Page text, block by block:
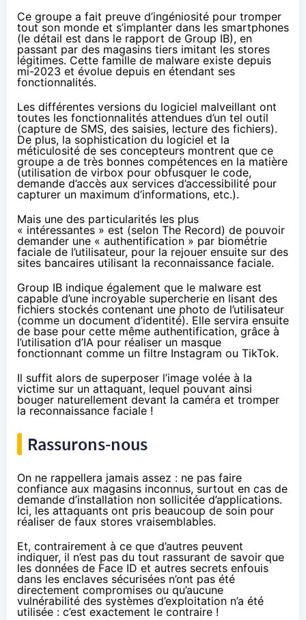
Ce groupe a fait preuve d’ingéniosité pour tromper
tout son monde et s’implanter dans les smartphones
(le détail est dans le rapport de Group IB), en
passant par des magasins tiers imitant les stores
légitimes. Cette famille de malware existe depuis
mi-2023 et évolue depuis en étendant ses
fonctionnalités.
Les différentes versions du logiciel malveillant ont
toutes les fonctionnalités attendues d’un tel outil
(capture de SMS, des saisies, lecture des fichiers).
De plus, la sophistication du logiciel et la
méticulosité de ses concepteurs montrent que ce
groupe a de très bonnes compétences en la matière
(utilisation de virbox pour obfusquer le code,
demande d’accès aux services d’accessibilité pour
capturer un maximum d’informations, etc.).
Mais une des particularités les plus
« intéressantes » est (selon The Record) de pouvoir
demander une « authentification » par biométrie
faciale de l’utilisateur, pour la rejouer ensuite sur des
sites bancaires utilisant la reconnaissance faciale.
Group IB indique également que le malware est
capable d’une incroyable supercherie en lisant des
fichiers stockés contenant une photo de l’utilisateur
(comme un document d’identité). Elle servira ensuite
de base pour cette même authentification, grâce à
l’utilisation d’IA pour réaliser un masque
fonctionnant comme un filtre Instagram ou TikTok.
Il suffit alors de superposer l’image volée à la
victime sur un attaquant, lequel pouvant ainsi
bouger naturellement devant la caméra et tromper
la reconnaissance faciale !
Rassurons-nous
On ne rappellera jamais assez : ne pas faire
confiance aux magasins inconnus, surtout en cas de
demande d’installation non sollicitée d’applications.
Ici, les attaquants ont pris beaucoup de soin pour
réaliser de faux stores vraisemblables.
Et, contrairement à ce que d’autres peuvent
indiquer, il n’est pas du tout rassurant de savoir que
les données de Face ID et autres secrets enfouis
dans les enclaves sécurisées n’ont pas été
directement compromises ou qu’aucune
vulnérabilité des systèmes d’exploitation n’a été
utilisée : c’est exactement le contraire !